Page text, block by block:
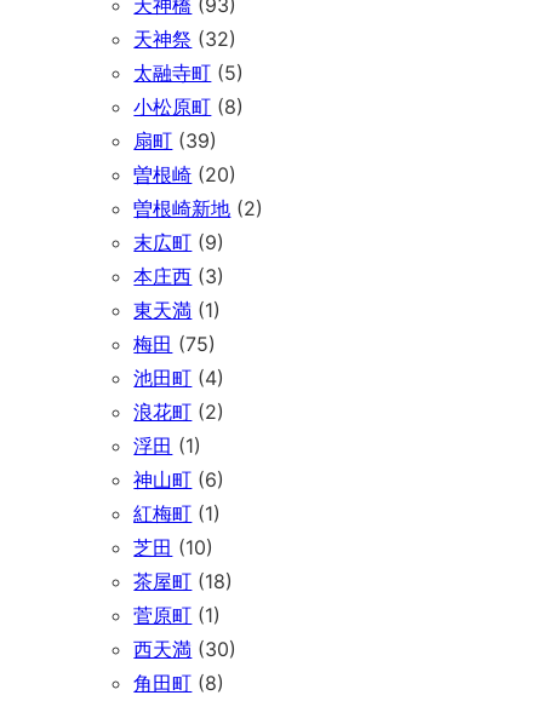
天神祭 (32)
太融寺町 (5)
小松原町 (8)
扇町 (39)
曽根崎 (20)
曽根崎新地 (2)
末広町 (9)
本庄西 (3)
東天満 (1)
梅田 (75)
池田町 (4)
浪花町 (2)
浮田 (1)
神山町 (6)
紅梅町 (1)
芝田 (10)
茶屋町 (18)
菅原町 (1)
西天満 (30)
角田町 (8)